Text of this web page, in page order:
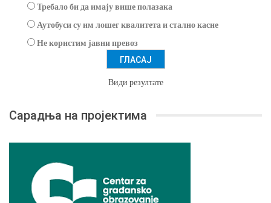
Требало би да имају више полазака
Аутобуси су им лошег квалитета и стално касне
Не користим јавни превоз
Види резултате
Сарадња на пројектима